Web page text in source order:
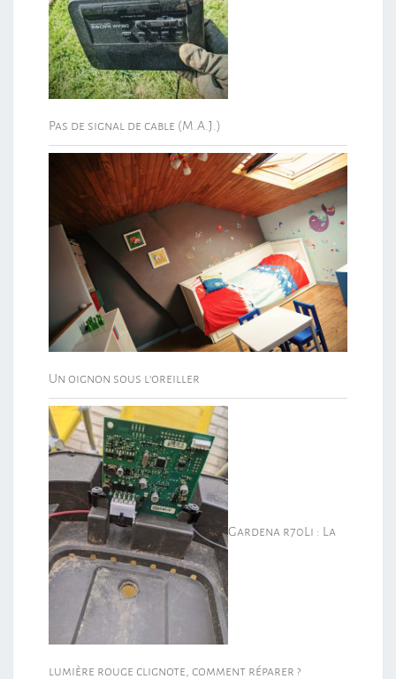
Pas de signal de cable (M.A.J.)
Un oignon sous l’oreiller
Gardena r70Li : La
lumière rouge clignote, comment réparer ?